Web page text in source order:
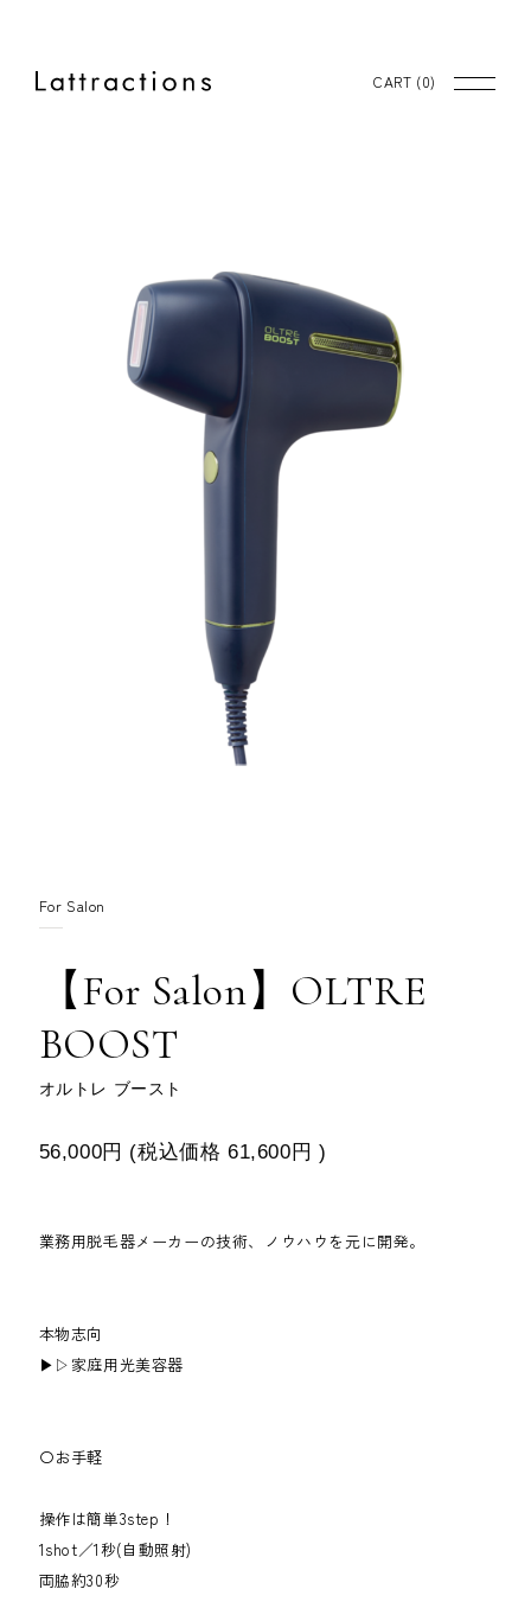
CART (0)
For Salon
【For Salon】OLTRE
BOOST
オルトレ ブースト
56,000円 (税込価格61,600円 )
業務用脱毛器メーカーの技術、ノウハウを元に開発。
本物志向
▶▷家庭用光美容器
〇お手軽
操作は簡単3step！
1shot／1秒(自動照射)
両脇約30秒